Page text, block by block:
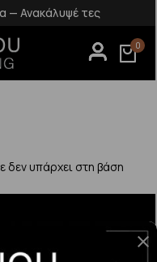
— Ανακάλυψέ τες
0
δεν υπάρχει στη βάση